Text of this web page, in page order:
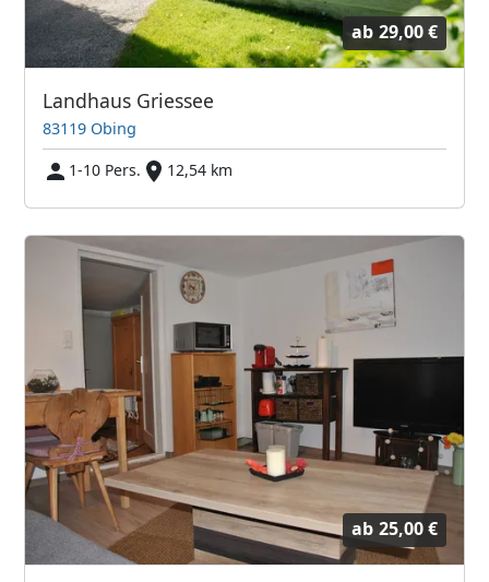
ab 29,00 €
Landhaus Griessee
83119 Obing
1-10 Pers.
12,54 km
ab 25,00 €